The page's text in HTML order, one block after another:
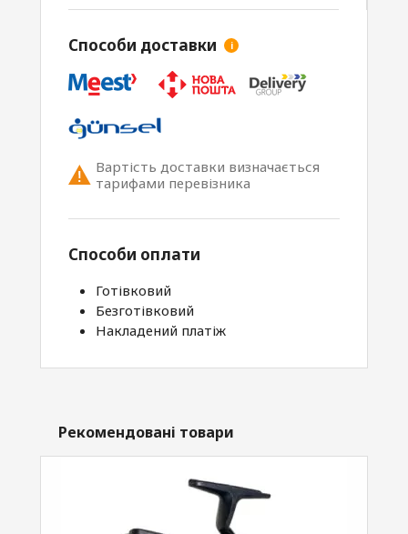
Способи доставки i
Вартість доставки визначається
тарифами перевізника
Способи оплати
Готівковий
Безготівковий
Накладений платіж
Рекомендовані товари